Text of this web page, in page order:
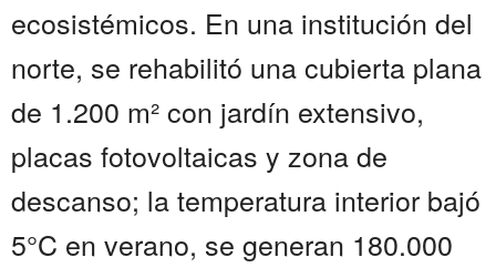
ecosistémicos. En una institución del
norte, se rehabilitó una cubierta plana
de 1.200 m² con jardín extensivo,
placas fotovoltaicas y zona de
descanso; la temperatura interior bajó
5°C en verano, se generan 180.000